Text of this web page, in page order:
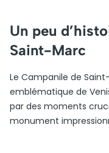
Un peu
Saint-Marc
Le Campanile de
emblématique de
par des moments
monument